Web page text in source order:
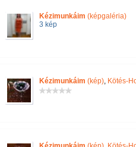
Kézimunkáim (képgaléria)
3 kép
Kézimunkáim (kép), Kötés-